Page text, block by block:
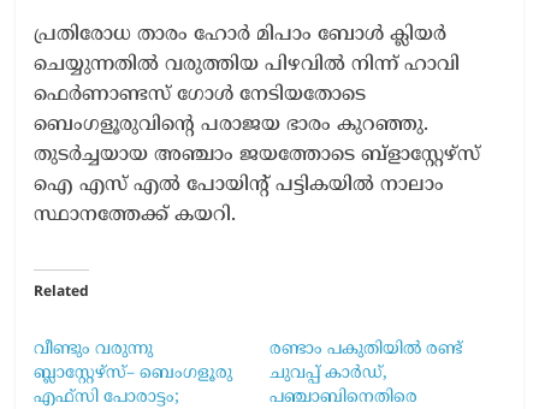
പ്രതിരോധ താരം ഹോർ മിപാം ബോൾ ക്ലിയർ
ചെയ്യുന്നതിൽ വരുത്തിയ പിഴവിൽ നിന്ന് ഹാവി
ഫെർണാണ്ടസ് ഗോൾ നേടിയതോടെ
ബെംഗളൂരുവിൻ്റെ പരാജയ ഭാരം കുറഞ്ഞു.
തുടർച്ചയായ അഞ്ചാം ജയത്തോടെ ബ്ളാസ്റ്റേഴ്സ്
ഐ എസ് എൽ പോയിൻ്റ് പട്ടികയിൽ നാലാം
സ്ഥാനത്തേക്ക് കയറി.
Related
വീണ്ടും വരുന്നു
ബ്ലാസ്റ്റേഴ്സ്– ബെംഗളൂരു
എഫ്സി പോരാട്ടം;
രണ്ടാം പകുതിയിൽ രണ്ട്
ചുവപ്പ് കാർഡ്,
പഞ്ചാബിനെതിരെ